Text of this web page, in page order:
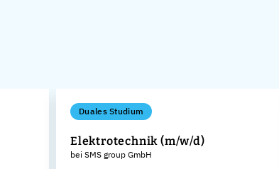
Duales Studium
Elektrotechnik (m/w/d)
bei SMS group GmbH